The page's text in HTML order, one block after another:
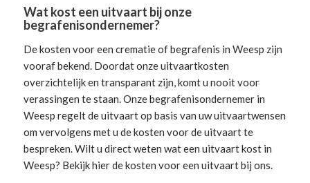
Wat kost een uitvaart bij onze
begrafenisondernemer?
De kosten voor een crematie of begrafenis in Weesp zijn
vooraf bekend. Doordat onze uitvaartkosten
overzichtelijk en transparant zijn, komt u nooit voor
verassingen te staan. Onze begrafenisondernemer in
Weesp regelt de uitvaartop basis van uw uitvaartwensen
om vervolgens met u de kosten voor de uitvaart te
bespreken. Wilt u direct weten wat een uitvaart kost in
Weesp? Bekijk hier dekosten voor een uitvaartbij ons.